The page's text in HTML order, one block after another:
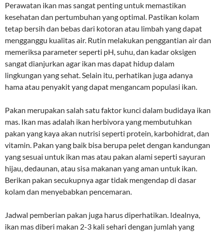
Perawatan ikan mas sangat penting untuk memastikan
kesehatan dan pertumbuhan yang optimal. Pastikan kolam
tetap bersih dan bebas dari kotoran atau limbah yang dapat
mengganggu kualitas air. Rutin melakukan penggantian air dan
memeriksa parameter seperti pH, suhu, dan kadar oksigen
sangat dianjurkan agar ikan mas dapat hidup dalam
lingkungan yang sehat. Selain itu, perhatikan juga adanya
hama atau penyakit yang dapat mengancam populasi ikan.
Pakan merupakan salah satu faktor kunci dalam budidaya ikan
mas. Ikan mas adalah ikan herbivora yang membutuhkan
pakan yang kaya akan nutrisi seperti protein, karbohidrat, dan
vitamin. Pakan yang baik bisa berupa pelet dengan kandungan
yang sesuai untuk ikan mas atau pakan alami seperti sayuran
hijau, dedaunan, atau sisa makanan yang aman untuk ikan.
Berikan pakan secukupnya agar tidak mengendap di dasar
kolam dan menyebabkan pencemaran.
Jadwal pemberian pakan juga harus diperhatikan. Idealnya,
ikan mas diberi makan 2-3 kali sehari dengan jumlah yang